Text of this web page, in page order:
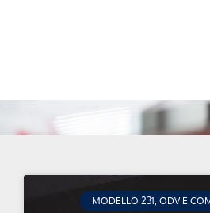
MODELLO 231, ODV E